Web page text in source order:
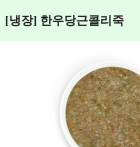
[냉장] 한우당근콜리죽